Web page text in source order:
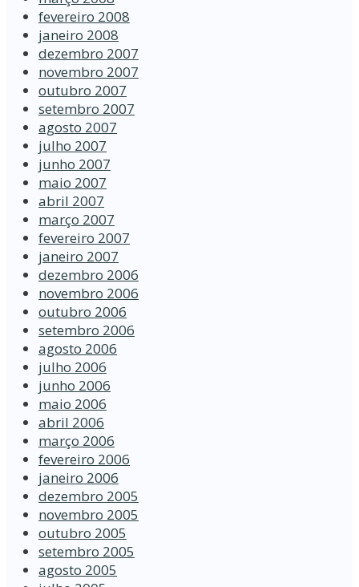
fevereiro 2008
janeiro 2008
dezembro 2007
novembro 2007
outubro 2007
setembro 2007
agosto 2007
julho 2007
junho 2007
maio 2007
abril 2007
março 2007
fevereiro 2007
janeiro 2007
dezembro 2006
novembro 2006
outubro 2006
setembro 2006
agosto 2006
julho 2006
junho 2006
maio 2006
abril 2006
março 2006
fevereiro 2006
janeiro 2006
dezembro 2005
novembro 2005
outubro 2005
setembro 2005
agosto 2005